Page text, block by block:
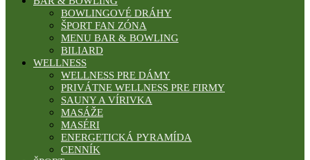
BOWLINGOVÉ DRÁHY
ŠPORT FAN ZÓNA
MENU BAR & BOWLING
BILIARD
WELLNESS
WELLNESS PRE DÁMY
PRIVÁTNE WELLNESS PRE FIRMY
SAUNY A VÍRIVKA
MASÁŽE
MASÉRI
ENERGETICKÁ PYRAMÍDA
CENNÍK